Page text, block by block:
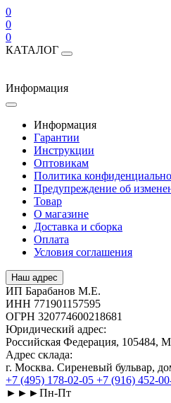
0
0
0
КАТАЛОГ
Информация
Информация
Гарантии
Инструкции
Оптовикам
Политика
Предупреждение об
Товар
О магазине
Доставка и сборка
Оплата
Условия соглашения
Наш адрес
ИП Барабанов М.Е.
ИНН 771901157595
ОГРН 320774600218681
Юридический адрес:
Российская Федерация,
Адрес склада:
г. Москва. Сиреневый бульвар,
+7 (495) 178-02-05 +7 (916) 452-
►►►Пн-Пт